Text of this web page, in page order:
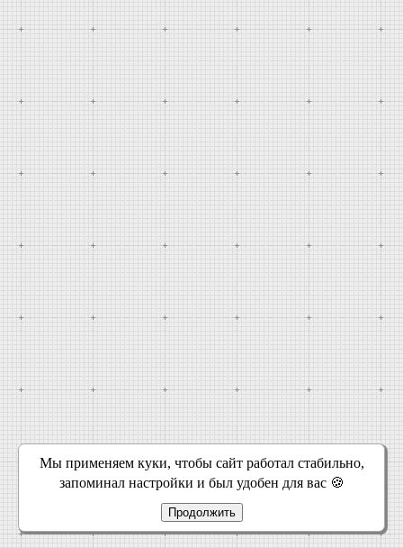
Мы применяем куки, чтобы сайт работал стабильно,
запоминал настройки и был удобен для вас 🍪
Продолжить